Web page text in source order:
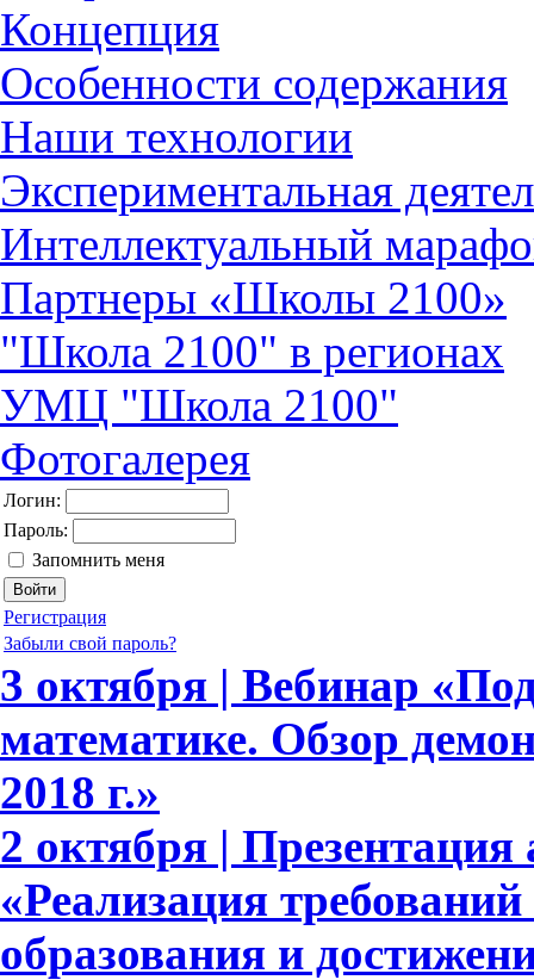
Концепция
Особенности содержания
Наши технологии
Экспериментальная
Интеллектуальный
Партнеры «Школы 2100»
"Школа 2100" в регионах
УМЦ "Школа 2100"
Фотогалерея
Логин:
Пароль:
Запомнить меня
Регистрация
Забыли свой пароль?
3 октября | Вебинар
математике. Обзор
2018 г.»
2 октября | Презентация
«Реализация
образования и